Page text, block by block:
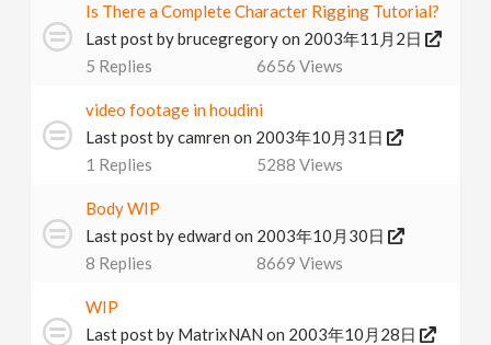
Is There a Complete Character Rigging Tutorial?
Last post bybrucegregoryon 2003年11月2日
5 Replies 6656 Views
video footage in houdini
Last post bycamren on 2003年10月31日
1 Replies 5288 Views
Body WIP
Last post byedward on 2003年10月30日
8 Replies 8669 Views
WIP
Last post by MatrixNAN on 2003年10月28日